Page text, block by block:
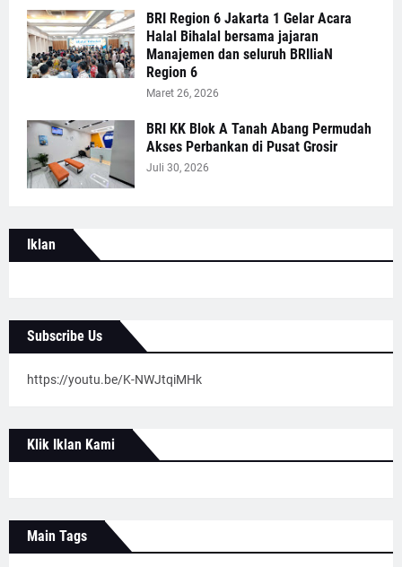
BRI Region 6 Jakarta 1 Gelar Acara
Halal Bihalal bersama jajaran
Manajemen dan seluruh BRIliaN
Region 6
Maret 26, 2026
BRI KK Blok A Tanah Abang Permudah
Akses Perbankan di Pusat Grosir
Juli 30, 2026
Iklan
Subscribe Us
https://youtu.be/K-NWJtqiMHk
Klik Iklan Kami
Main Tags